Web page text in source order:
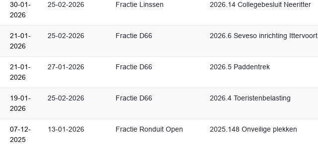
30-01-
2026
25-02-2026 Fractie Linssen 2026.14 Collegebesluit Neeritter
21-01-
2026
25-02-2026 Fractie D66 2026.6 Seveso inrichting Ittervoort
21-01-
2026
27-01-2026 Fractie D66 2026.5 Paddentrek
19-01-
2026
25-02-2026 Fractie D66 2026.4 Toeristenbelasting
07-12-
2025
13-01-2026 Fractie Ronduit Open 2025.148 Onveilige plekken